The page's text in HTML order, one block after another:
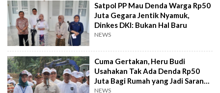
Satpol PP Mau Denda Warga Rp50
Juta Gegara Jentik Nyamuk,
Dinkes DKI: Bukan Hal Baru
NEWS
Cuma Gertakan, Heru Budi
Usahakan Tak Ada Denda Rp50
Juta Bagi Rumah yang Jadi Sarang
Nyamuk
NEWS